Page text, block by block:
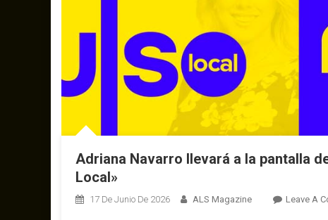
Adriana Navarro llevará a la pantalla
Local»
17 De Junio De 2026 ALS Magazine Leave A